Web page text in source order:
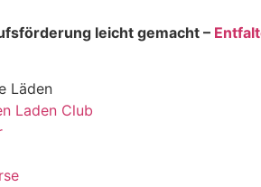
leicht gemacht –
Läden
Laden Club